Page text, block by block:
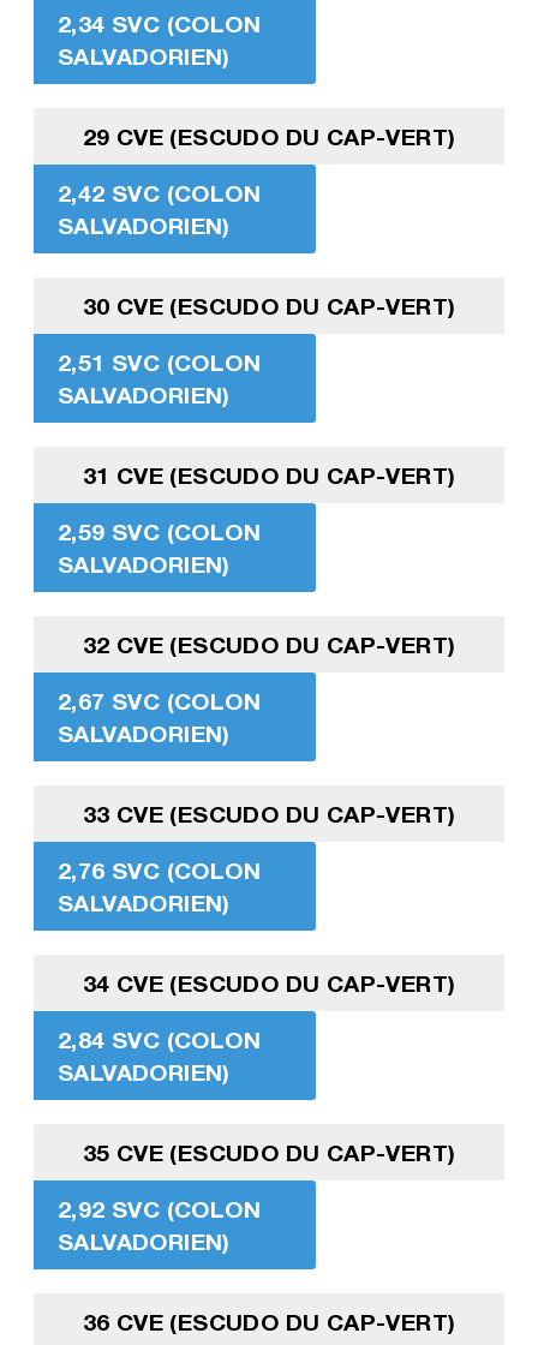
2,34 SVC (COLON
SALVADORIEN)
29 CVE (ESCUDO DU CAP-VERT)
2,42 SVC (COLON
SALVADORIEN)
30 CVE (ESCUDO DU CAP-VERT)
2,51 SVC (COLON
SALVADORIEN)
31 CVE (ESCUDO DU CAP-VERT)
2,59 SVC (COLON
SALVADORIEN)
32 CVE (ESCUDO DU CAP-VERT)
2,67 SVC (COLON
SALVADORIEN)
33 CVE (ESCUDO DU CAP-VERT)
2,76 SVC (COLON
SALVADORIEN)
34 CVE (ESCUDO DU CAP-VERT)
2,84 SVC (COLON
SALVADORIEN)
35 CVE (ESCUDO DU CAP-VERT)
2,92 SVC (COLON
SALVADORIEN)
36 CVE (ESCUDO DU CAP-VERT)